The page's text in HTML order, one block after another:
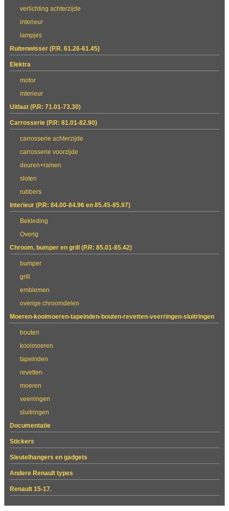
verlichting achterzijde
interieur
lampjes
Ruitenwisser (P.R. 61.26-61.45)
Elektra
motor
interieur
Uitlaat (P.R: 71.01-73.30)
Carrosserie (P.R: 81.01-82.90)
carrosserie achterzijde
carrosserie voorzijde
deuren+ramen
sloten
rubbers
Interieur (P.R: 84.00-84.96 en 85.45-85.97)
Bekleding
Overig
Chroom, bumper en grill (P.R: 85.01-85.42)
bumper
grill
emblemen
overige chroomdelen
Moeren-kooimoeren-tapeinden-bouten-revetten-veerringen-sluitringen
bouten
kooimoeren
tapeinden
revetten
moeren
veerringen
sluitringen
Documentatie
Stickers
Sleutelhangers en gadgets
Andere Renault types
Renault 15-17.